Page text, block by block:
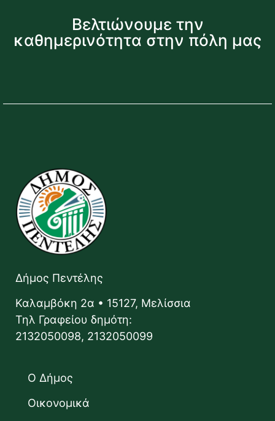
Βελτιώνουμε την
καθημερινότητα στην πόλη μας
Δήμος Πεντέλης
Καλαμβόκη 2α • 15127, Μελίσσια
Τηλ Γραφείου δημότη:
2132050098, 2132050099
Ο Δήμος
Οικονομικά